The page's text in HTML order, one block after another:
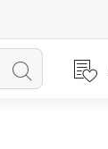
Lancer